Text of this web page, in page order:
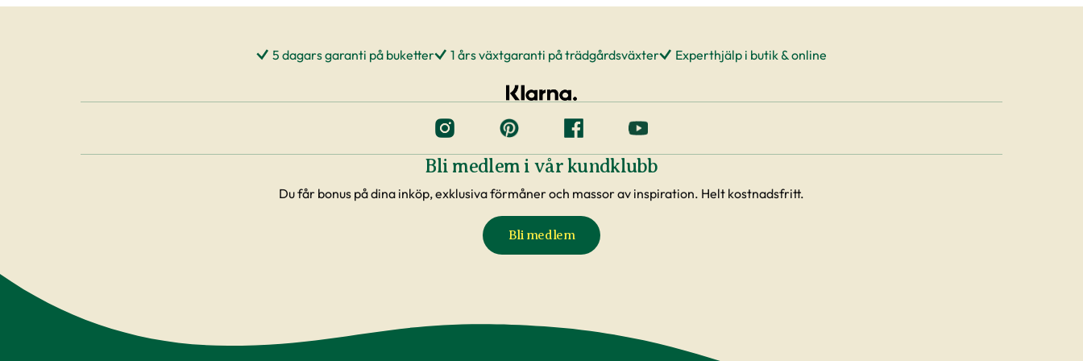
5 dagars garanti på buketter 1 års växtgaranti på trädgårdsväxter Experthjälp i butik & online
Bli medlem i vår kundklubb
Du får bonus på dina inköp, exklusiva förmåner och massor av inspiration. Helt kostnadsfritt.
Bli medlem